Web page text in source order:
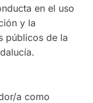
en el uso
y la
públicos de la
a como